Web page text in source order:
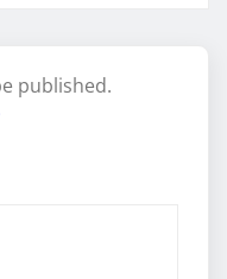
published.